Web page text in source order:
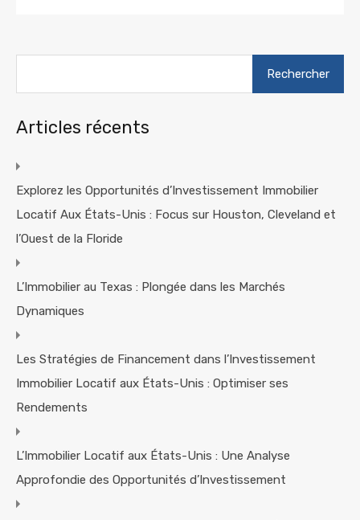
Articles récents
Explorez les Opportunités d’Investissement Immobilier
Locatif Aux États-Unis : Focus sur Houston, Cleveland et
l’Ouest de la Floride
L’Immobilier au Texas : Plongée dans les Marchés
Dynamiques
Les Stratégies de Financement dans l’Investissement
Immobilier Locatif aux États-Unis : Optimiser ses
Rendements
L’Immobilier Locatif aux États-Unis : Une Analyse
Approfondie des Opportunités d’Investissement